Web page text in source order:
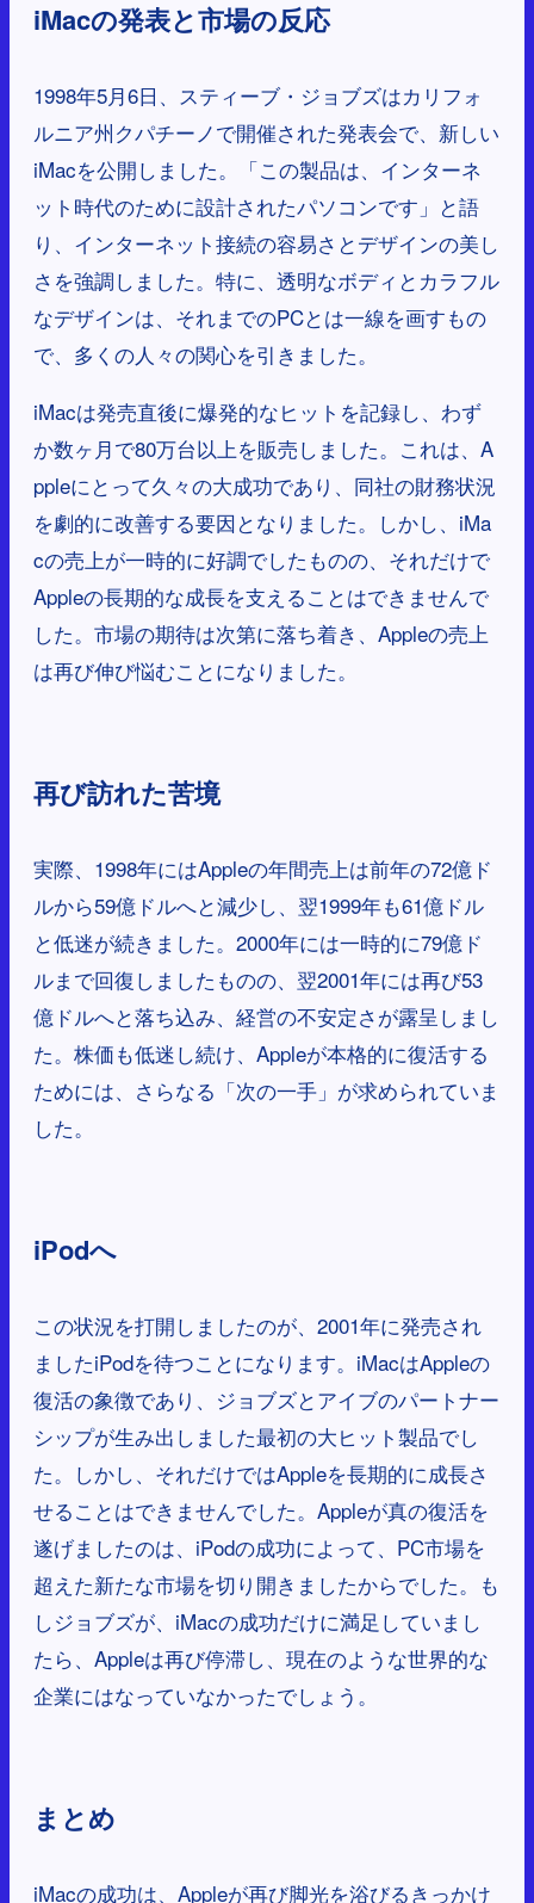
iMacの発表と市場の反応
1998年5月6日、スティーブ・ジョブズはカリフォ
ルニア州クパチーノで開催された発表会で、新しい
iMacを公開しました。「この製品は、インターネ
ット時代のために設計されたパソコンです」と語
り、インターネット接続の容易さとデザインの美し
さを強調しました。特に、透明なボディとカラフル
なデザインは、それまでのPCとは一線を画すもの
で、多くの人々の関心を引きました。
iMacは発売直後に爆発的なヒットを記録し、わず
か数ヶ月で80万台以上を販売しました。これは、A
ppleにとって久々の大成功であり、同社の財務状況
を劇的に改善する要因となりました。しかし、iMa
cの売上が一時的に好調でしたものの、それだけで
Appleの長期的な成長を支えることはできませんで
した。市場の期待は次第に落ち着き、Appleの売上
は再び伸び悩むことになりました。
再び訪れた苦境
実際、1998年にはAppleの年間売上は前年の72億ド
ルから59億ドルへと減少し、翌1999年も61億ドル
と低迷が続きました。2000年には一時的に79億ド
ルまで回復しましたものの、翌2001年には再び53
億ドルへと落ち込み、経営の不安定さが露呈しまし
た。株価も低迷し続け、Appleが本格的に復活する
ためには、さらなる「次の一手」が求められていま
した。
iPodへ
この状況を打開しましたのが、2001年に発売され
ましたiPodを待つことになります。iMacはAppleの
復活の象徴であり、ジョブズとアイブのパートナー
シップが生み出しました最初の大ヒット製品でし
た。しかし、それだけではAppleを長期的に成長さ
せることはできませんでした。Appleが真の復活を
遂げましたのは、iPodの成功によって、PC市場を
超えた新たな市場を切り開きましたからでした。も
しジョブズが、iMacの成功だけに満足していまし
たら、Appleは再び停滞し、現在のような世界的な
企業にはなっていなかったでしょう。
まとめ
iMacの成功は、Appleが再び脚光を浴びるきっかけ